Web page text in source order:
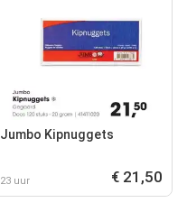
Jumbo Kipnuggets
23 uur € 21,50